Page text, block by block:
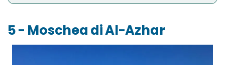
5 - Moschea di Al-Azhar